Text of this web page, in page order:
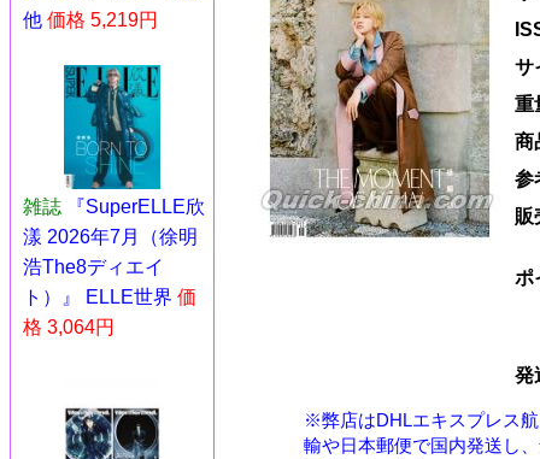
他 価格 5,219円
雑誌
『SuperELLE欣
漾 2026年7月（徐明
浩The8ディエイ
ト）』 ELLE世界 価
格 3,064円
サ
重
商
参
販
ポ
発
※弊店はDHLエキスプレス
輸や日本郵便で国内発送し